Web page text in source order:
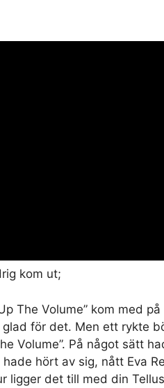
kom ut;
The Volume” kom med
för det. Men ett rykte
Volume”. På något sätt
hört av sig, nått Eva
ligger det till med din